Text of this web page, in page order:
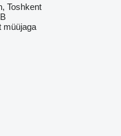
Toshkent
müüjaga